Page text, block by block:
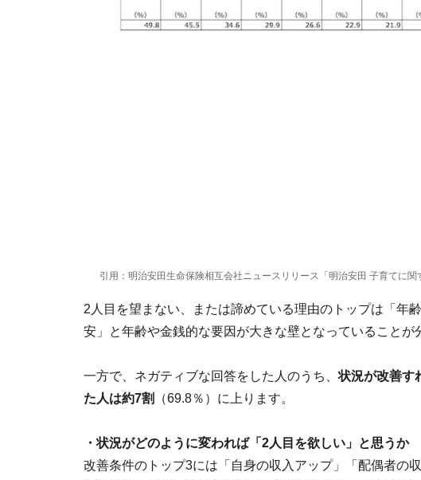
引用：明治安田生命保険相互会社ニュースリリース「明治安田 子育てに関
2人目を望まない、または諦めている理由のトップは「年
安」と年齢や金銭的な要因が大きな壁となっていることが
一方で、ネガティブな回答をした人のうち、状況が改善す
た人は約7割
（69.8％）に上ります。
・状況がどのように変われば「2人目を欲しい」と思うか
改善条件のトップ3には「自身の収入アップ」「配偶者の